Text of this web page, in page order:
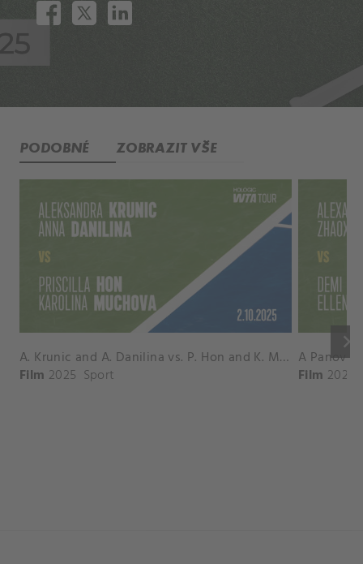
PODOBNÉ ZOBRAZIT VŠE
keyboard_arrow_right
A. Krunic and A. Danilina vs. P. Hon and K. Muchova Match Highlights - BEIJING_Capital Group Diamond ( October 02, 2025)
Film 2025 Sport Film 2026